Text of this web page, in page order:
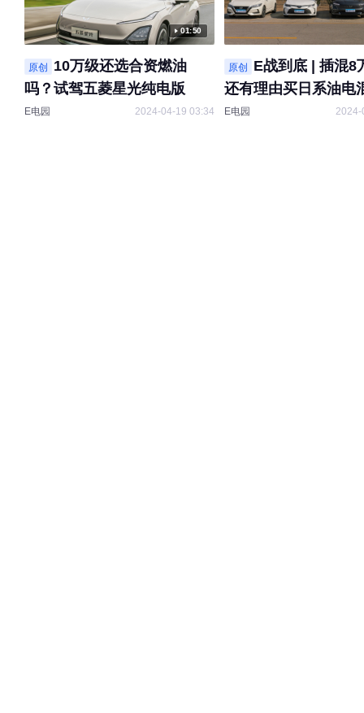
01:50
原创
10万级还选合资燃油
吗？试驾五菱星光纯电版
E电园 2024-04-19 03:34
原创
E战到底 | 插混8
还有理由买日系油电
E电园 2024-